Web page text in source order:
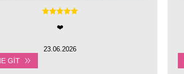
❤️
23.06.2026
GIT